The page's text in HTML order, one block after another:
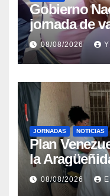
Gobierno
jornada de
Guaira para
08/08/2026
JORNADAS NOTICIAS
Plan
la
atención
Aragua
08/08/2026